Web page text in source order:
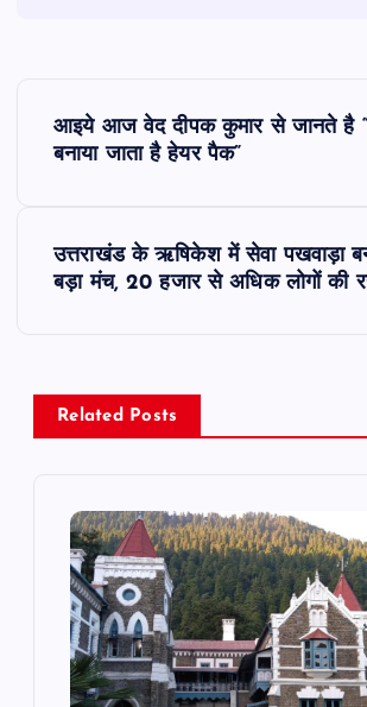
a
आइये आज वेद दीपक कुमार से जानते है
बनाया जाता है हेयर पैक”
उत्तराखंड के ऋषिकेश में सेवा पखवाड़ा
बड़ा मंच, 20 हजार से अधिक लोगों की
Related Posts